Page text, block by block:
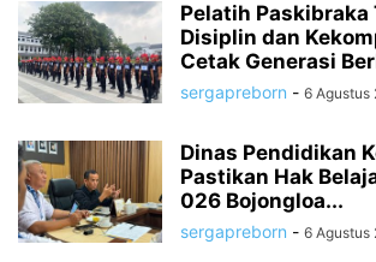
Pelatih Paskibraka
Disiplin dan
Cetak Generasi
sergapreborn - 6 Agustus
Dinas Pendidikan
Pastikan Hak
026 Bojongloa...
sergapreborn - 6 Agustus